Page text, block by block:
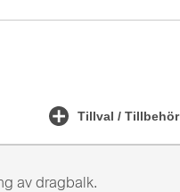
Tillval / Tillbehör
av dragbalk.